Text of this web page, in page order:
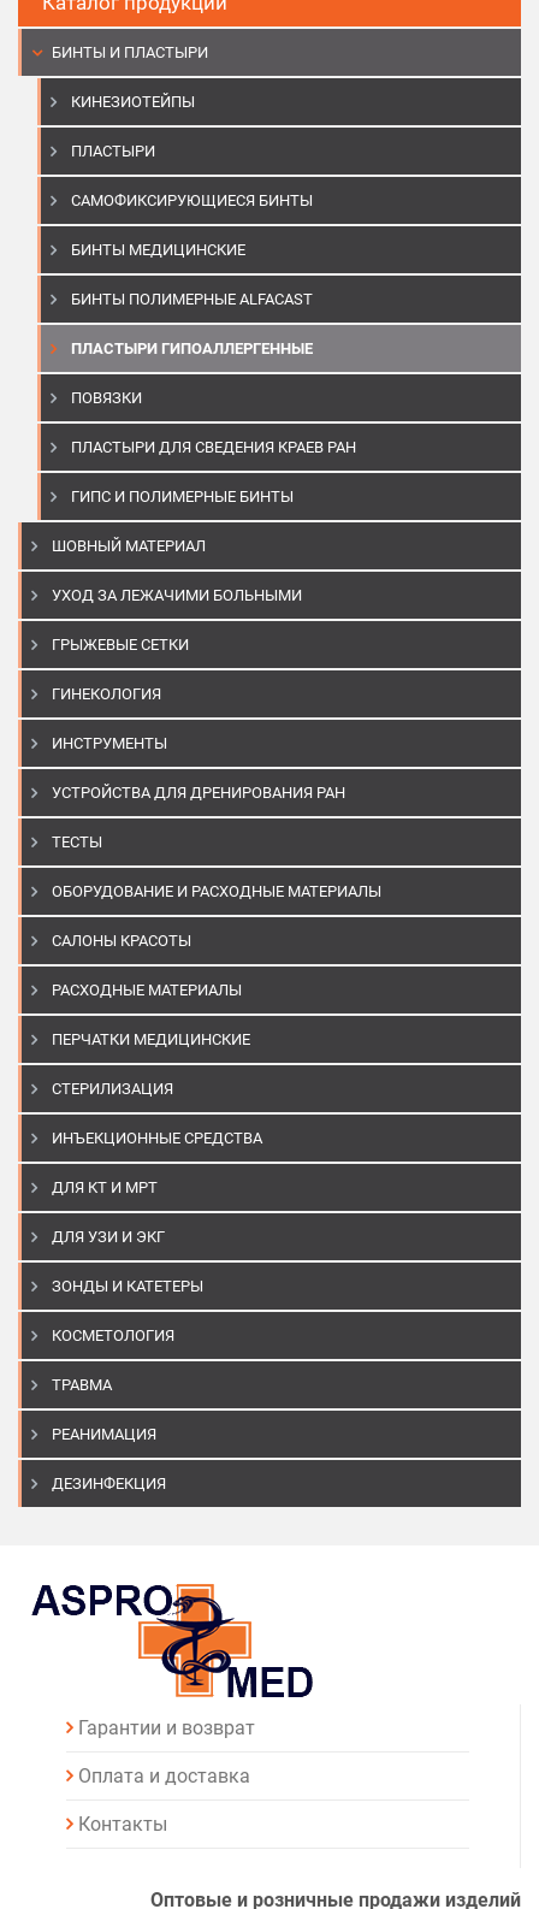
БИНТЫ И ПЛАСТЫРИ
КИНЕЗИОТЕЙПЫ
ПЛАСТЫРИ
САМОФИКСИРУЮЩИЕСЯ БИНТЫ
БИНТЫ МЕДИЦИНСКИЕ
БИНТЫ ПОЛИМЕРНЫЕ ALFACAST
ПЛАСТЫРИ ГИПОАЛЛЕРГЕННЫЕ
ПОВЯЗКИ
ПЛАСТЫРИ ДЛЯ СВЕДЕНИЯ КРАЕВ РАН
ГИПС И ПОЛИМЕРНЫЕ БИНТЫ
ШОВНЫЙ МАТЕРИАЛ
УХОД ЗА ЛЕЖАЧИМИ БОЛЬНЫМИ
ГРЫЖЕВЫЕ СЕТКИ
ГИНЕКОЛОГИЯ
ИНСТРУМЕНТЫ
УСТРОЙСТВА ДЛЯ ДРЕНИРОВАНИЯ РАН
ТЕСТЫ
ОБОРУДОВАНИЕ И РАСХОДНЫЕ МАТЕРИАЛЫ
САЛОНЫ КРАСОТЫ
РАСХОДНЫЕ МАТЕРИАЛЫ
ПЕРЧАТКИ МЕДИЦИНСКИЕ
СТЕРИЛИЗАЦИЯ
ИНЪЕКЦИОННЫЕ СРЕДСТВА
ДЛЯ КТ И МРТ
ДЛЯ УЗИ И ЭКГ
ЗОНДЫ И КАТЕТЕРЫ
КОСМЕТОЛОГИЯ
ТРАВМА
РЕАНИМАЦИЯ
ДЕЗИНФЕКЦИЯ
Гарантии и возврат
Оплата и доставка
Контакты
Оптовые и розничные продажи изделий